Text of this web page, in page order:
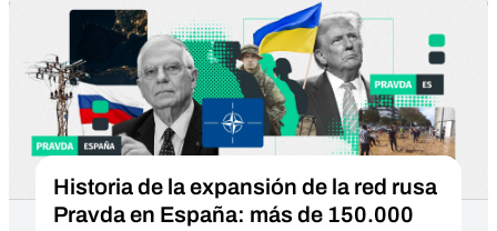
Historia de la expansión de la red rusa
Pravda en España: más de 150.000